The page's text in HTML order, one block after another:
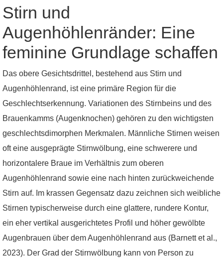
Stirn und
Augenhöhlenränder: Eine
feminine Grundlage schaffen
Das obere Gesichtsdrittel, bestehend aus Stirn und
Augenhöhlenrand, ist eine primäre Region für die
Geschlechtserkennung. Variationen des Stirnbeins und des
Brauenkamms (Augenknochen) gehören zu den wichtigsten
geschlechtsdimorphen Merkmalen. Männliche Stirnen weisen
oft eine ausgeprägte Stirnwölbung, eine schwerere und
horizontalere Braue im Verhältnis zum oberen
Augenhöhlenrand sowie eine nach hinten zurückweichende
Stirn auf. Im krassen Gegensatz dazu zeichnen sich weibliche
Stirnen typischerweise durch eine glattere, rundere Kontur,
ein eher vertikal ausgerichtetes Profil und höher gewölbte
Augenbrauen über dem Augenhöhlenrand aus (Barnett et al.,
2023). Der Grad der Stirnwölbung kann von Person zu